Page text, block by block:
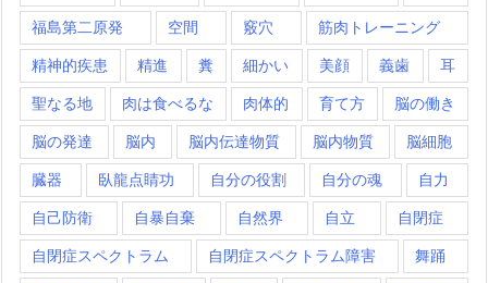
福島第二原発 空間 竅穴 筋肉トレーニング
精神的疾患 精進 糞 細かい 美顔 義歯 耳
聖なる地 肉は食べるな 肉体的 育て方 脳の働き
脳の発達 脳内 脳内伝達物質 脳内物質 脳細胞
臓器 臥龍点睛功 自分の役割 自分の魂 自力
自己防衛 自暴自棄 自然界 自立 自閉症
自閉症スペクトラム 自閉症スペクトラム障害 舞踊